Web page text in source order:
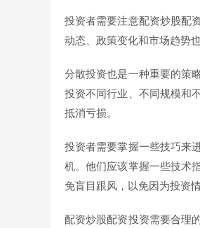
投资者需要注意配资炒股配
动态、政策变化和市场趋势
分散投资也是一种重要的策
投资不同行业、不同规模和
抵消亏损。
投资者需要掌握一些技巧来
机。他们应该掌握一些技术
免盲目跟风，以免因为投资
配资炒股配资投资需要合理